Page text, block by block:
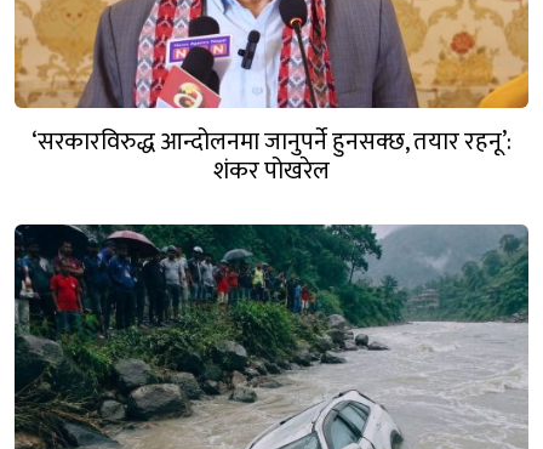
‘सरकारविरुद्ध आन्दोलनमा जानुपर्ने हुनसक्छ, तयार रहनू’:
शंकर पोखरेल